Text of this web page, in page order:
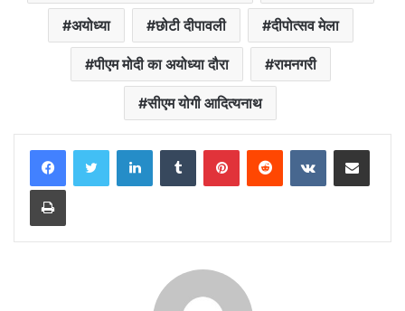
k
p
m
k
अयोध्या छोटी दीपावली दीपोत्सव मेला
पीएम मोदी का अयोध्या दौरा रामनगरी
सीएम योगी आदित्यनाथ
LinkedInTumblr PinterestReddit VKontakteShare via Email
Print